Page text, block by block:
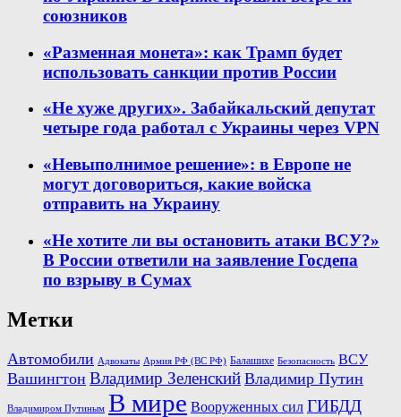
союзников
«Разменная монета»: как Трамп будет
использовать санкции против России
«Не хуже других». Забайкальский депутат
четыре года работал с Украины через VPN
«Невыполнимое решение»: в Европе не
могут договориться, какие войска
отправить на Украину
«Не хотите ли вы остановить атаки ВСУ?»
В России ответили на заявление Госдепа
по взрыву в Сумах
Метки
Автомобили Адвокаты Армия РФ (ВС РФ) Балашихе Безопасность ВСУ
Вашингтон Владимир Зеленский Владимир Путин
Владимиром Путиным В мире Вооруженных сил ГИБДД